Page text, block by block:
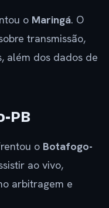
o Maringá. O
transmissão,
além dos dados de
PB
o Botafogo-
ao vivo,
arbitragem e